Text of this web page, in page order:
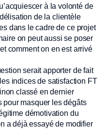
à la volonté de
de la clientèle
dans le cadre de ce projet
on peut aussi se poser
comment on en est arrivé
serait apporter de fait
indices de satisfaction FT
classé en dernier
pour masquer les dégâts
démotivation du
a déjà essayé de modifier